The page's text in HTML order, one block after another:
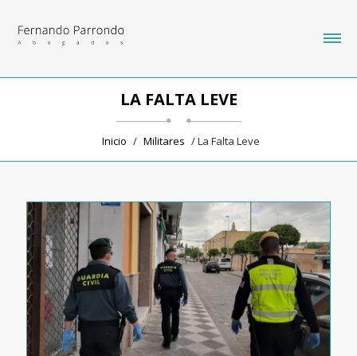
LA FALTA LEVE
Inicio / Militares / La Falta Leve